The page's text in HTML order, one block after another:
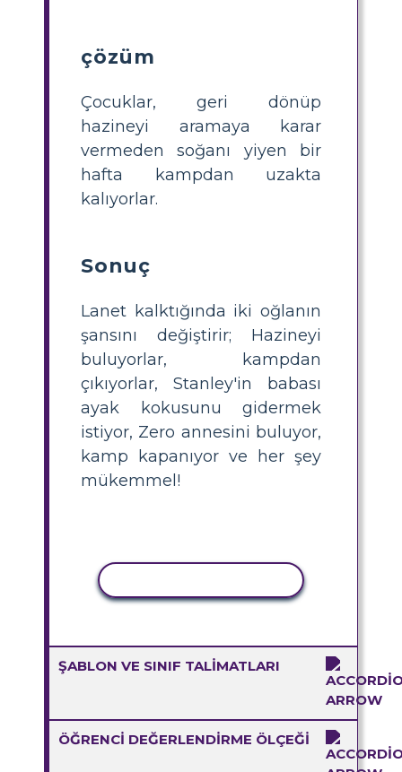
çözüm
Çocuklar, geri dönüp
hazineyi aramaya karar
vermeden soğanı yiyen bir
hafta kampdan uzakta
kalıyorlar.
Sonuç
Lanet kalktığında iki oğlanın
şansını değiştirir; Hazineyi
buluyorlar, kampdan
çıkıyorlar, Stanley'in babası
ayak kokusunu gidermek
istiyor, Zero annesini buluyor,
kamp kapanıyor ve her şey
mükemmel!
ŞABLON VE SINIF TALIMATLARI
ÖĞRENCI DEĞERLENDIRME ÖLÇEĞI